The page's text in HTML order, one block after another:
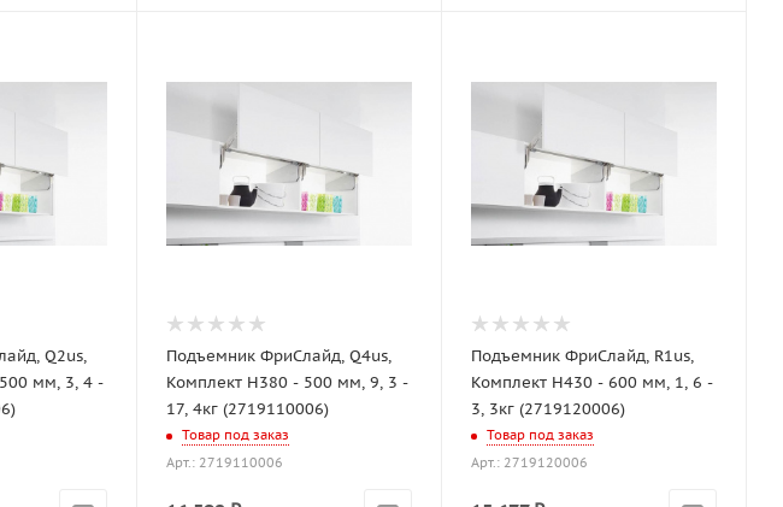
Q2us,
мм, 3, 4 -
Подъемник ФриСлайд, Q4us,
Комплект H380 - 500 мм, 9, 3 -
17, 4кг (2719110006)
Товар под заказ
Арт.: 2719110006
Подъемник ФриСлайд, R1us,
Комплект H430 - 600 мм, 1, 6 -
3, 3кг (2719120006)
Товар под заказ
Арт.: 2719120006